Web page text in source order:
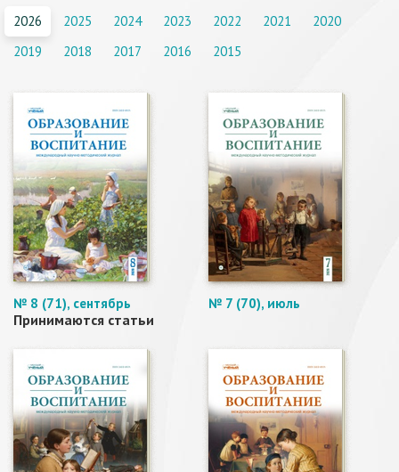
2026 2025 2024 2023 2022 2021
2020
2019
2018 2017 2016 2015
№ 8 (71), сентябрь
Принимаются статьи
№ 7 (70), июль